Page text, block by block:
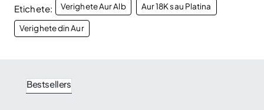
Etichete: Verighete Aur Alb Aur 18K sau Platina
Verighete din Aur
Bestsellers